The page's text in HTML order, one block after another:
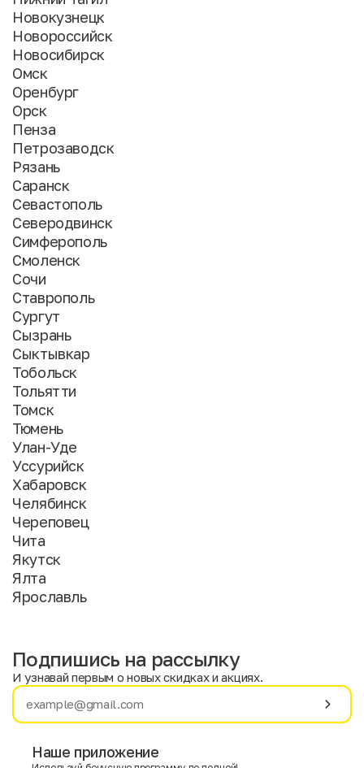
Новокузнецк
Новороссийск
Новосибирск
Омск
Оренбург
Орск
Пенза
Петрозаводск
Рязань
Саранск
Севастополь
Северодвинск
Симферополь
Смоленск
Сочи
Ставрополь
Сургут
Сызрань
Сыктывкар
Тобольск
Тольятти
Томск
Тюмень
Улан-Уде
Уссурийск
Хабаровск
Челябинск
Череповец
Чита
Якутск
Ялта
Ярославль
Имя
Подпишись на рассылку
И узнавай первым о новых скидках и акциях.
Наше приложение